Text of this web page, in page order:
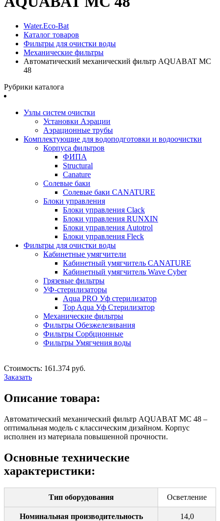
Water.Eco-Bat
Каталог товаров
Фильтры для очистки воды
Механические фильтры
Автоматический механический фильтр AQUABAT MC
48
Рубрики каталога
Узлы систем очистки
Установки Аэрации
Аэрационные трубы
Комплектующие для водоподготовки и водоочистки
Корпуса фильтров
ФИПА
Structural
Canature
Солевые баки
Солевые баки CANATURE
Блоки управления
Блоки управления Clack
Блоки управления RUNXIN
Блоки управления Autotrol
Блоки управления Fleck
Фильтры для очистки воды
Кабинетные умягчители
Кабинетный умягчитель CANATURE
Кабинетный умягчитель Wave Cyber
Грязевые фильтры
УФ-стерилизаторы
Aqua PRO Уф стерилизатор
Top Aqua Уф Стерилизатор
Механические фильтры
Фильтры Обезжелезивания
Фильтры Сорбционные
Фильтры Умягчения воды
Стоимость: 161.374 руб.
Заказать
Описание товара:
Автоматический механический фильтр AQUABAT MC 48 –
оптимальная модель с классическим дизайном. Корпус
исполнен из материала повышенной прочности.
Основные технические
характеристики:
Тип оборудования Осветление
Номинальная производительность 14,0